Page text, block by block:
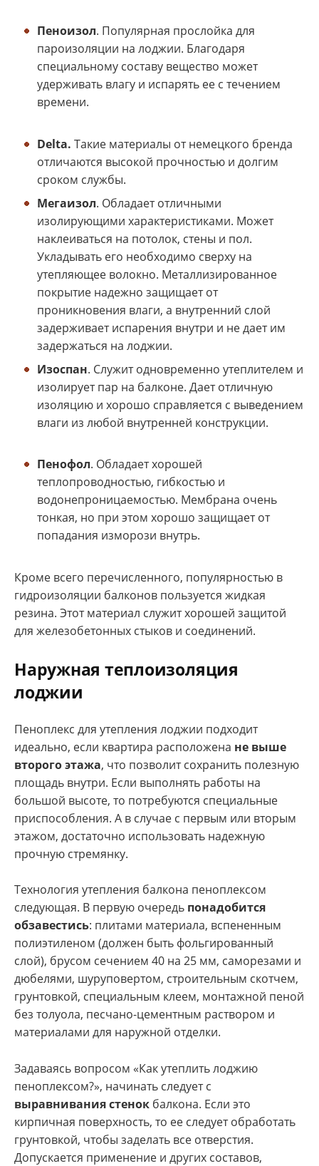
Пеноизол. Популярная прослойка для
пароизоляции на лоджии. Благодаря
специальному составу вещество может
удерживать влагу и испарять ее с течением
времени.
Delta. Такие материалы от немецкого бренда
отличаются высокой прочностью и долгим
сроком службы.
Мегаизол. Обладает отличными
изолирующими характеристиками. Может
наклеиваться на потолок, стены и пол.
Укладывать его необходимо сверху на
утепляющее волокно. Металлизированное
покрытие надежно защищает от
проникновения влаги, а внутренний слой
задерживает испарения внутри и не дает им
задержаться на лоджии.
Изоспан. Служит одновременно утеплителем и
изолирует пар на балконе. Дает отличную
изоляцию и хорошо справляется с выведением
влаги из любой внутренней конструкции.
Пенофол. Обладает хорошей
теплопроводностью, гибкостью и
водонепроницаемостью. Мембрана очень
тонкая, но при этом хорошо защищает от
попадания изморози внутрь.
Кроме всего перечисленного, популярностью в
гидроизоляции балконов пользуется жидкая
резина. Этот материал служит хорошей защитой
для железобетонных стыков и соединений.
Наружная теплоизоляция
лоджии
Пеноплекс для утепления лоджии подходит
идеально, если квартира расположена не выше
второго этажа, что позволит сохранить полезную
площадь внутри. Если выполнять работы на
большой высоте, то потребуются специальные
приспособления. А в случае с первым или вторым
этажом, достаточно использовать надежную
прочную стремянку.
Технология утепления балкона пеноплексом
следующая. В первую очередь понадобится
обзавестись: плитами материала, вспененным
полиэтиленом (должен быть фольгированный
слой), брусом сечением 40 на 25 мм, саморезами и
дюбелями, шуруповертом, строительным скотчем,
грунтовкой, специальным клеем, монтажной пеной
без толуола, песчано-цементным раствором и
материалами для наружной отделки.
Задаваясь вопросом «Как утеплить лоджию
пеноплексом?», начинать следует с
выравнивания стенок балкона. Если это
кирпичная поверхность, то ее следует обработать
грунтовкой, чтобы заделать все отверстия.
Допускается применение и других составов,